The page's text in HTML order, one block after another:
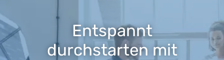
Entspannt
durchstarten mit